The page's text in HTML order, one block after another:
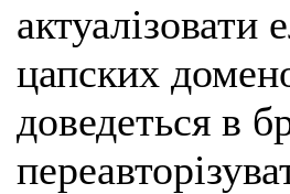
цапских
доведеться в